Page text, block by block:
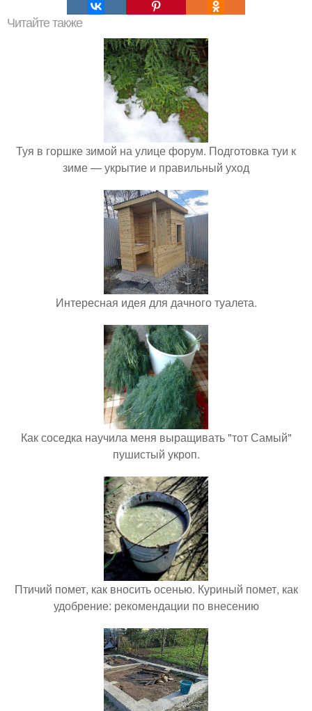
Читайте также
Туя в горшке зимой на улице форум. Подготовка туи к
зиме — укрытие и правильный уход
Интересная идея для дачного туалета.
Как соседка научила меня выращивать "тот Самый"
пушистый укроп.
Птичий помет, как вносить осенью. Куриный помет, как
удобрение: рекомендации по внесению